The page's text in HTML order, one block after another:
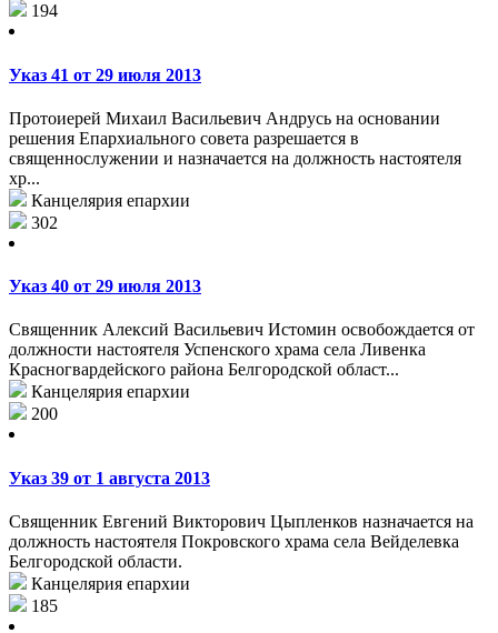
194
Указ 41 от 29 июля 2013
Протоиерей Михаил Васильевич Андрусь на основании
решения Епархиального совета разрешается в
священнослужении и назначается на должность настоятеля
хр...
Канцелярия епархии
302
Указ 40 от 29 июля 2013
Священник Алексий Васильевич Истомин освобождается от
должности настоятеля Успенского храма села Ливенка
Красногвардейского района Белгородской област...
Канцелярия епархии
200
Указ 39 от 1 августа 2013
Священник Евгений Викторович Цыпленков назначается на
должность настоятеля Покровского храма села Вейделевка
Белгородской области.
Канцелярия епархии
185